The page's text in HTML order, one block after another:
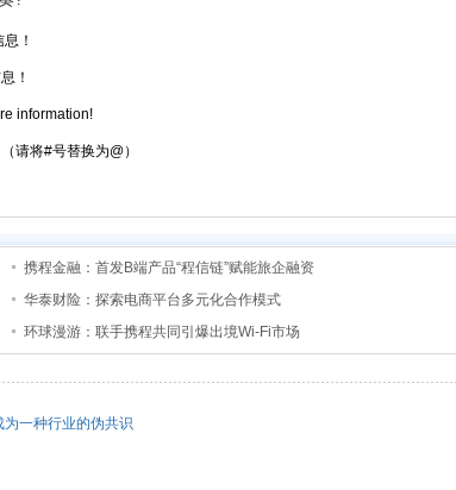
！
！
information!
请将#号替换为@）
携程金融：首发B端产品“程信链”赋能旅企融资
华泰财险：探索电商平台多元化合作模式
环球漫游：联手携程共同引爆出境Wi-Fi市场
一种行业的伪共识